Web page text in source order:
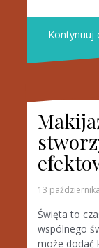
Kontynuuj
13
Święta to
wspólnego
może dodać